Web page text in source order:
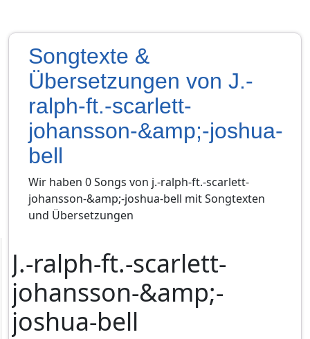
Songtexte &
Übersetzungen von J.-
ralph-ft.-scarlett-
johansson-&amp;-joshua-
bell
Wir haben 0 Songs von j.-ralph-ft.-scarlett-
johansson-&amp;-joshua-bell mit Songtexten
und Übersetzungen
J.-ralph-ft.-scarlett-
johansson-&amp;-
joshua-bell